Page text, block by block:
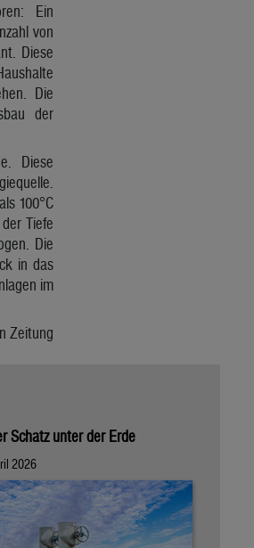
Ein
von
Diese
Die
der
Diese
100°C
Tiefe
Die
in das
im
Zeitung
Schatz unter der Erde
2026